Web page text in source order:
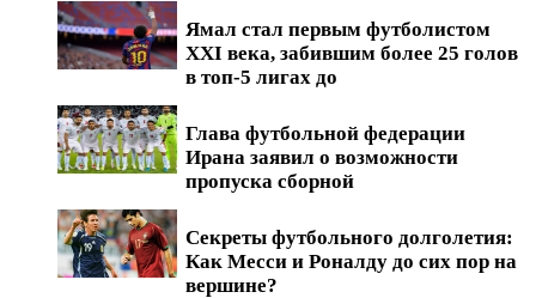
Ямал стал первым футболистом
XXI века, забившим более 25 голов
в топ-5 лигах до
Глава футбольной федерации
Ирана заявил о возможности
пропуска сборной
Секреты футбольного долголетия:
Как Месси и Роналду до сих пор на
вершине?